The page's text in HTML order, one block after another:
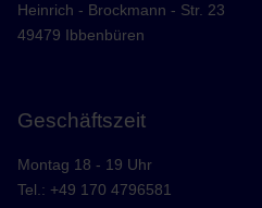
Heinrich - Brockmann - Str. 23
49479 Ibbenbüren
Geschäftszeit
Montag 18 - 19 Uhr
Tel.: +49 170 4796581